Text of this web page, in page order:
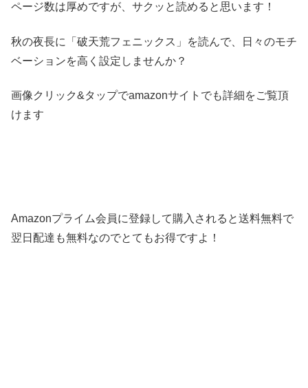
ページ数は厚めですが、サクッと読めると思います！
秋の夜長に「破天荒フェニックス」を読んで、日々のモチ
ベーションを高く設定しませんか？
画像クリック&タップでamazonサイトでも詳細をご覧頂
けます
Amazonプライム会員に登録して購入されると送料無料で
翌日配達も無料なのでとてもお得ですよ！